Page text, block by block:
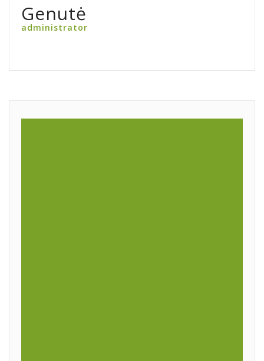
Genutė
administrator